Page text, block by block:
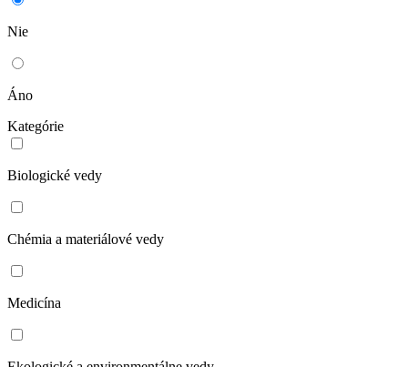
Nie
Áno
Kategórie
Biologické vedy
Chémia a materiálové vedy
Medicína